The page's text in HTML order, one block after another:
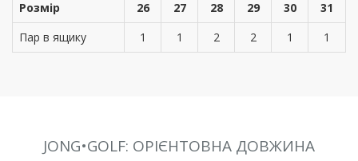
Розмір 26 27 28 29 30
31
Пар в ящику
1 1 2 2 1 1
JONG•GOLF: ОРІЄНТОВНА ДОВЖИНА